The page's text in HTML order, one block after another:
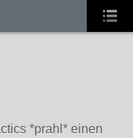
*prahl* einen